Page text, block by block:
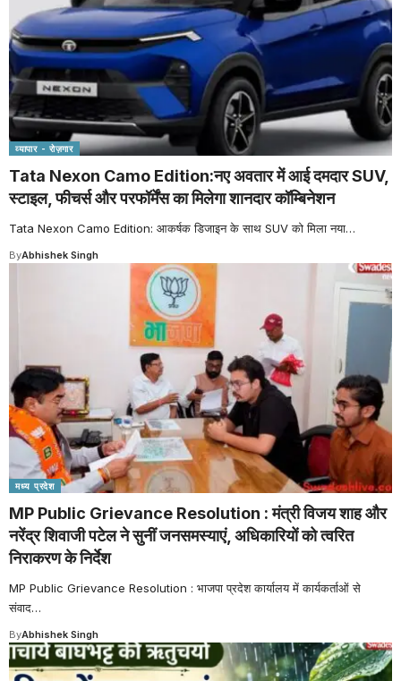
व्यापार - रोज़गार
Tata Nexon Camo Edition:नए अवतार में आई दमदार SUV,
स्टाइल, फीचर्स और परफॉर्मेंस का मिलेगा शानदार कॉम्बिनेशन
Tata Nexon Camo Edition: आकर्षक डिजाइन के साथ SUV को मिला नया…
ByAbhishek Singh
मध्य प्रदेश
MP Public Grievance Resolution : मंत्री विजय शाह और
नरेंद्र शिवाजी पटेल ने सुनीं जनसमस्याएं, अधिकारियों को त्वरित
निराकरण के निर्देश
MP Public Grievance Resolution : भाजपा प्रदेश कार्यालय में कार्यकर्ताओं से
संवाद…
ByAbhishek Singh